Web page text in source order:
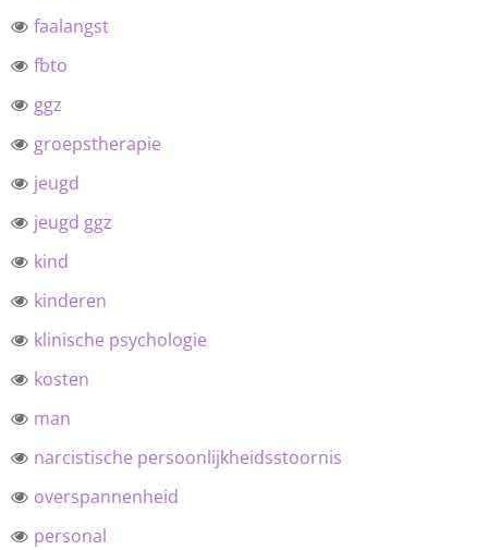
faalangst
fbto
ggz
groepstherapie
jeugd
jeugd ggz
kind
kinderen
klinische psychologie
kosten
man
narcistische persoonlijkheidsstoornis
overspannenheid
personal